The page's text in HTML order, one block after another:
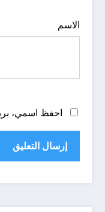
الاسم
احفظ اسمي،